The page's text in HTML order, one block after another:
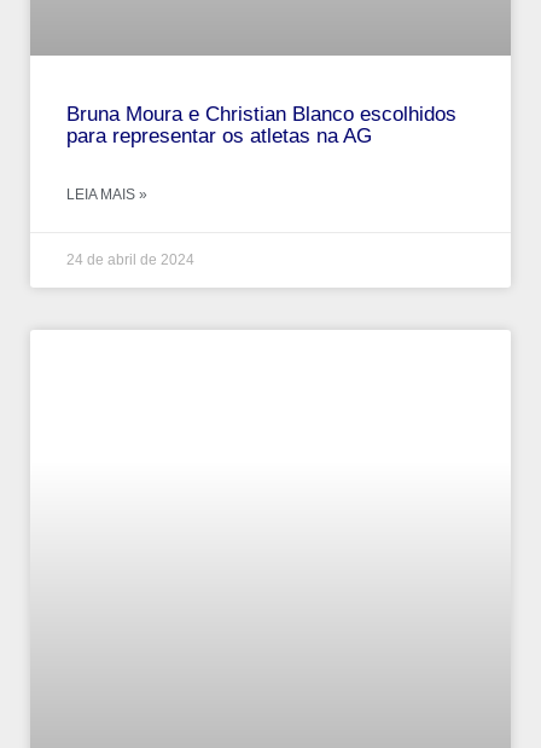
Bruna Moura e Christian Blanco escolhidos
para representar os atletas na AG
LEIA MAIS »
24 de abril de 2024